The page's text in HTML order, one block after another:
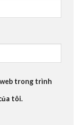
trong trình
tôi.